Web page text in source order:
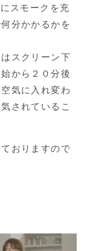
スモークを充
分かかるかを
スクリーン下
から２０分後
気に入れ変わ
されているこ
おりますので